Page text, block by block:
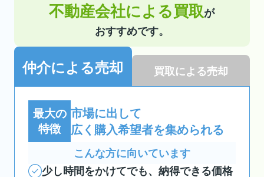
不動産会社による買取が
おすすめです。
仲介による売却 買取による売却
最大の
特徴
市場に出して
広く購入希望者を集められる
こんな方に向いています
少し時間をかけてでも、納得できる価格